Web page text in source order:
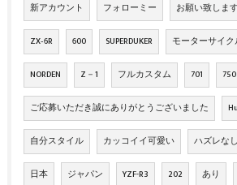
新アカウント フォローミー お願い致しま
ZX‐6R 600 SUPERDUKER モーターサイ
NORDEN Z－1 フルカスタム 701 750
ご応募いただき誠にありがとうございました
自分スタイル カッコイイ可愛い ハズレなし
日本 ジャパン YZF-R3 202 あり